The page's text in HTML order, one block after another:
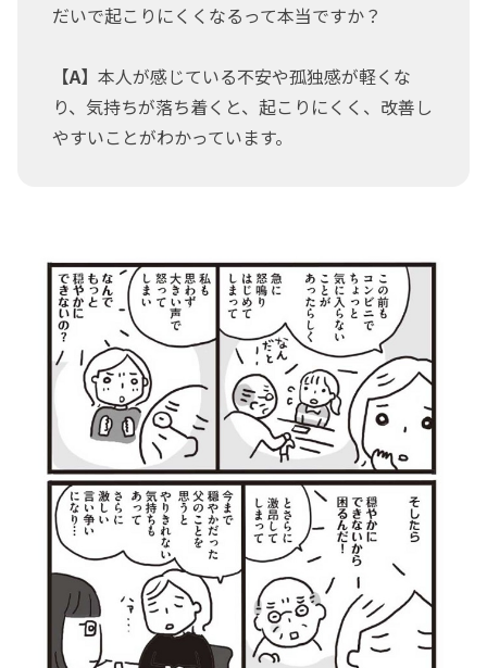
だいで起こりにくくなるって本当ですか？
【A】 本人が感じている不安や孤独感が軽くな
り、気持ちが落ち着くと、起こりにくく、改善し
やすいことがわかっています。